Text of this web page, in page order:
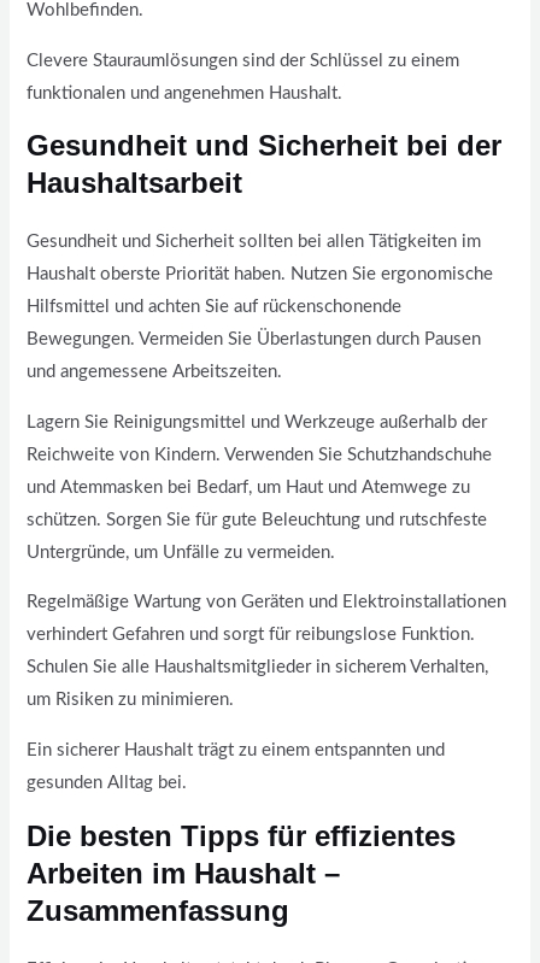
Wohlbefinden.
Clevere Stauraumlösungen sind der Schlüssel zu einem
funktionalen und angenehmen Haushalt.
Gesundheit und Sicherheit bei der
Haushaltsarbeit
Gesundheit und Sicherheit sollten bei allen Tätigkeiten im
Haushalt oberste Priorität haben. Nutzen Sie ergonomische
Hilfsmittel und achten Sie auf rückenschonende
Bewegungen. Vermeiden Sie Überlastungen durch Pausen
und angemessene Arbeitszeiten.
Lagern Sie Reinigungsmittel und Werkzeuge außerhalb der
Reichweite von Kindern. Verwenden Sie Schutzhandschuhe
und Atemmasken bei Bedarf, um Haut und Atemwege zu
schützen. Sorgen Sie für gute Beleuchtung und rutschfeste
Untergründe, um Unfälle zu vermeiden.
Regelmäßige Wartung von Geräten und Elektroinstallationen
verhindert Gefahren und sorgt für reibungslose Funktion.
Schulen Sie alle Haushaltsmitglieder in sicherem Verhalten,
um Risiken zu minimieren.
Ein sicherer Haushalt trägt zu einem entspannten und
gesunden Alltag bei.
Die besten Tipps für effizientes
Arbeiten im Haushalt –
Zusammenfassung